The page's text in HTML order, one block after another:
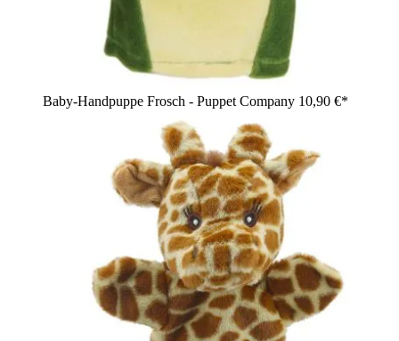
Baby-Handpuppe Frosch - Puppet Company 10,90 €*